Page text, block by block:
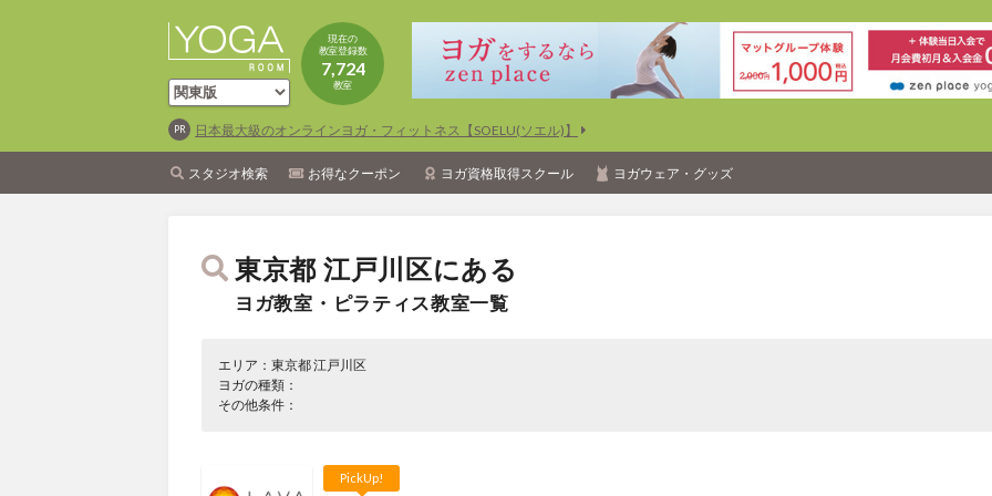
現在の
教室登録数
7,724
教室
日本最大級のオンラインヨガ・フィットネス【SOELU(ソエル)】
スタジオ検索 お得なクーポン ヨガ資格取得スクール ヨガウェア・グッズ
東京都 江戸川区にある
ヨガ教室・ピラティス教室一覧
エリア：東京都 江戸川区
ヨガの種類：
その他条件：
PickUp!